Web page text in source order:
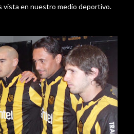
vista en nuestro medio deportivo.